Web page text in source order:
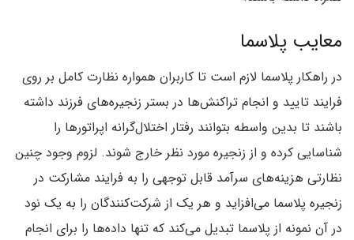
معایب پلاسما
در راهکار پلاسما لازم است تا کاربران همواره نظارت کامل بر روی
فرایند تایید و انجام تراکنش‌ها در بستر زنجیره‌های فرزند داشته
باشند تا بدین واسطه بتوانند رفتار اختلال‌گرانه اپراتور‌ها را
شناسایی کرده و از زنجیره مورد نظر خارج شوند. لزوم وجود چنین
نظارتی هزینه‌های سرآمد قابل توجهی را به فرایند مشارکت در
زنجیره پلاسما می‌افزاید و هر یک از شرکت‌کنندگان را به یک نود
در آن نمونه از پلاسما تبدیل می‌کند که تنها داده‌ها را برای انجام